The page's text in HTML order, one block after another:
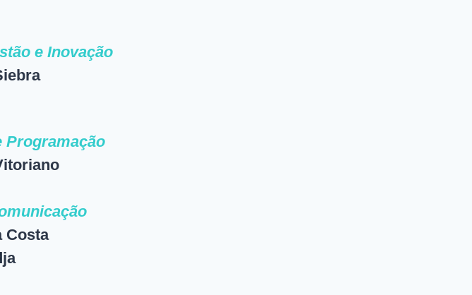
e Inovação
Programação
Costa